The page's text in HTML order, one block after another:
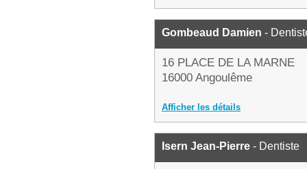
Gombeaud Damien -
16 PLACE DE LA MARNE
16000 Angoulême
Afficher les détails
Isern Jean-Pierre - Dentiste